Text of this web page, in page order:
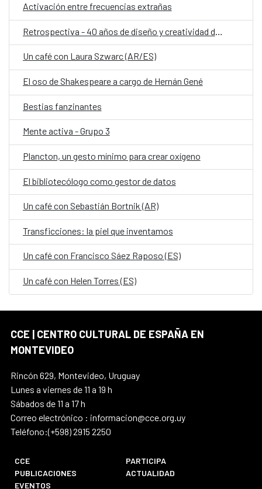
Activación entre frecuencias extrañas
Un café con Laura Szwarc (AR/ES)
El oso de Shakespeare a cargo de Hernán Gené
Bestias fanzinantes
Mente activa - Grupo 3
Plancton, un gesto mínimo para crear oxígeno
El bibliotecólogo como gestor de datos
Un café con Sebastián Bortnik (AR)
Transficciones: la piel que inventamos
Un café con Francisco Sáez Raposo (ES)
Un café con Helen Torres (ES)
CCE | CENTRO CULTURAL DE ESPAÑA EN
MONTEVIDEO
Rincón 629, Montevideo, Uruguay
Lunes a viernes de 11 a 19 h
Sábados de 11 a 17 h
Correo electrónico : informacion@cce.org.uy
Teléfono:(+598) 2915 2250
CCE
PARTICIPA
PUBLICACIONES
ACTUALIDAD
EVENTOS